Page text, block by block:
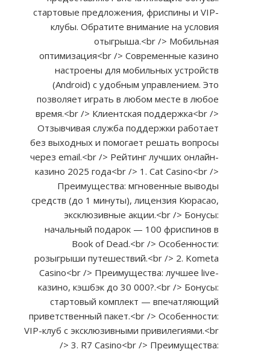
стартовые предложения, фриспины и VIP-
клубы. Обратите внимание на условия
отыгрыша.<br /> Мобильная
оптимизация<br /> Современные казино
настроены для мобильных устройств
(Android) с удобным управлением. Это
позволяет играть в любом месте в любое
время.<br /> Клиентская поддержка<br />
Отзывчивая служба поддержки работает
без выходных и помогает решать вопросы
через email.<br /> Рейтинг лучших онлайн-
казино 2025 года<br /> 1. Cat Casino<br />
Преимущества: мгновенные выводы
средств (до 1 минуты), лицензия Кюрасао,
эксклюзивные акции.<br /> Бонусы:
начальный подарок — 100 фриспинов в
Book of Dead.<br /> Особенности:
розыгрыши путешествий.<br /> 2. Kometa
Casino<br /> Преимущества: лучшее live-
казино, кэшбэк до 30 000?.<br /> Бонусы:
стартовый комплект — впечатляющий
приветственный пакет.<br /> Особенности:
VIP-клуб с эксклюзивными привилегиями.<br
/> 3. R7 Casino<br /> Преимущества: